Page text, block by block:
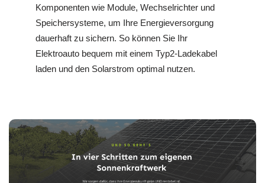
Komponenten wie Module, Wechselrichter und
Speichersysteme, um Ihre Energieversorgung
dauerhaft zu sichern. So können Sie Ihr
Elektroauto bequem mit einem Typ2-Ladekabel
laden und den Solarstrom optimal nutzen.